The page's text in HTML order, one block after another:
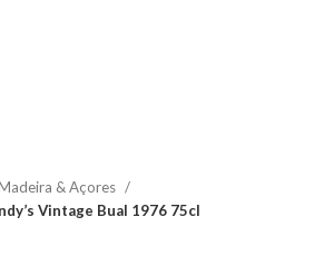
& Açores
Vintage Bual 1976 75cl